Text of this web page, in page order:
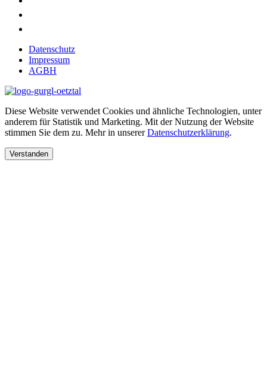
Datenschutz
Impressum
AGBH
Diese Website verwendet Cookies und ähnliche Technologien, unter
anderem für Statistik und Marketing. Mit der Nutzung der Website
stimmen Sie dem zu. Mehr in unserer Datenschutzerklärung.
Verstanden